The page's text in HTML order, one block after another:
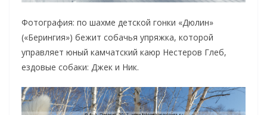
Фотография: по шахме детской гонки «Дюлин»
(«Берингия») бежит собачья упряжка, которой
управляет юный камчатский каюр Нестеров Глеб,
ездовые собаки: Джек и Ник.